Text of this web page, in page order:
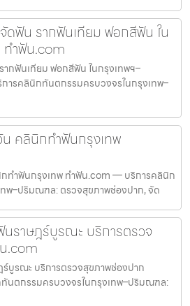
ดฟัน รากฟันเทียม ฟอกสีฟัน ใน
ำฟัน.com
กฟันเทียม ฟอกสีฟัน ในกรุงเทพฯ–
รคลินิกทันตกรรมครบวงจรในกรุงเทพ–
คลินิกทำฟันกรุงเทพ
ำฟันกรุงเทพ ทำฟัน.com — บริการคลินิก
พ–ปริมณฑล: ตรวจสุขภาพช่องปาก, จัด
ราษฎร์บูรณะ บริการตรวจ
.com
บูรณะ บริการตรวจสุขภาพช่องปาก
นตกรรมครบวงจรในกรุงเทพ–ปริมณฑล: